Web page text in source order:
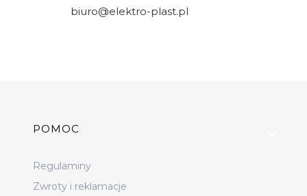
biuro@elektro-plast.pl
Linki w stopce
POMOC
Regulaminy
Zwroty i reklamacje